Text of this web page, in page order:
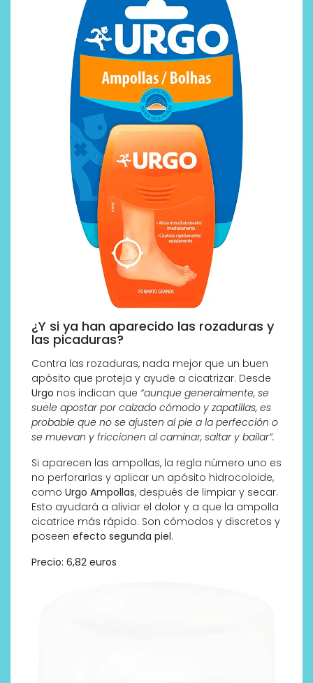
¿Y si ya han aparecido las rozaduras y
las picaduras?
Contra las rozaduras, nada mejor que un buen
apósito que proteja y ayude a cicatrizar. Desde
Urgo nos indican que “aunque generalmente, se
suele apostar por calzado cómodo y zapatillas, es
probable que no se ajusten al pie a la perfección o
se muevan y friccionen al caminar, saltar y bailar”.
Si aparecen las ampollas, la regla número uno es
no perforarlas y aplicar un apósito hidrocoloide,
como Urgo Ampollas, después de limpiar y secar.
Esto ayudará a aliviar el dolor y a que la ampolla
cicatrice más rápido. Son cómodos y discretos y
poseen efecto segunda piel.
Precio: 6,82 euros